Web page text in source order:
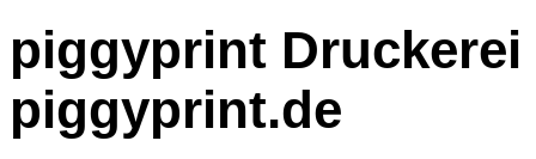
piggyprint
piggyprint.de